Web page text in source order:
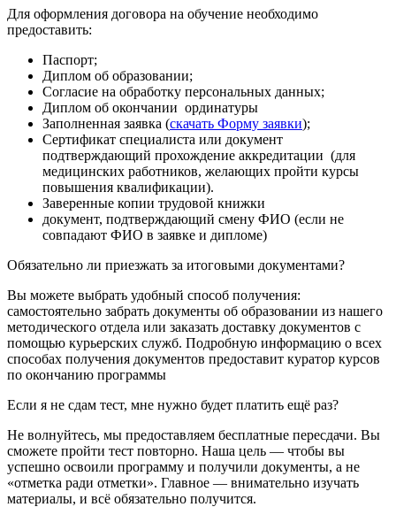
Для оформления договора на обучение необходимо
предоставить:
Паспорт;
Диплом об образовании;
Согласие на обработку персональных данных;
Диплом об окончании ординатуры
Заполненная заявка (скачать Форму заявки);
Сертификат специалиста или документ
подтверждающий прохождение аккредитации (для
медицинских работников, желающих пройти курсы
повышения квалификации).
Заверенные копии трудовой книжки
документ, подтверждающий смену ФИО (если не
совпадают ФИО в заявке и дипломе)
Обязательно ли приезжать за итоговыми документами?
Вы можете выбрать удобный способ получения:
самостоятельно забрать документы об образовании из нашего
методического отдела или заказать доставку документов с
помощью курьерских служб. Подробную информацию о всех
способах получения документов предоставит куратор курсов
по окончанию программы
Если я не сдам тест, мне нужно будет платить ещё раз?
Не волнуйтесь, мы предоставляем бесплатные пересдачи. Вы
сможете пройти тест повторно. Наша цель — чтобы вы
успешно освоили программу и получили документы, а не
«отметка ради отметки». Главное — внимательно изучать
материалы, и всё обязательно получится.